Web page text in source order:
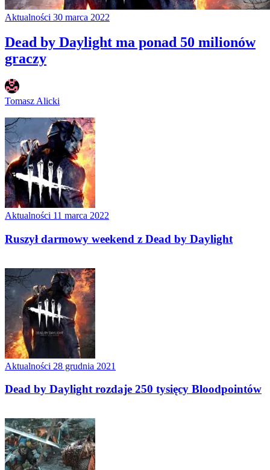
Aktualności 30 marca 2022
Dead by Daylight ma ponad 50 milionów
graczy
Tomasz Alicki
Aktualności 11 marca 2022
Ruszył darmowy weekend z Dead by Daylight
Aktualności 28 grudnia 2021
Dead by Daylight rozdaje 250 tysięcy Bloodpointów